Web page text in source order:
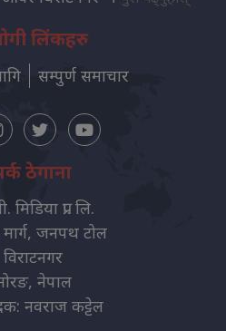
लिंकहरु
सम्पुर्ण समाचार
ठेगाना
प्रा. लि.
मार्ग, जनपथ टोल
विराटनगर
नेपाल
नवराज कट्टेल